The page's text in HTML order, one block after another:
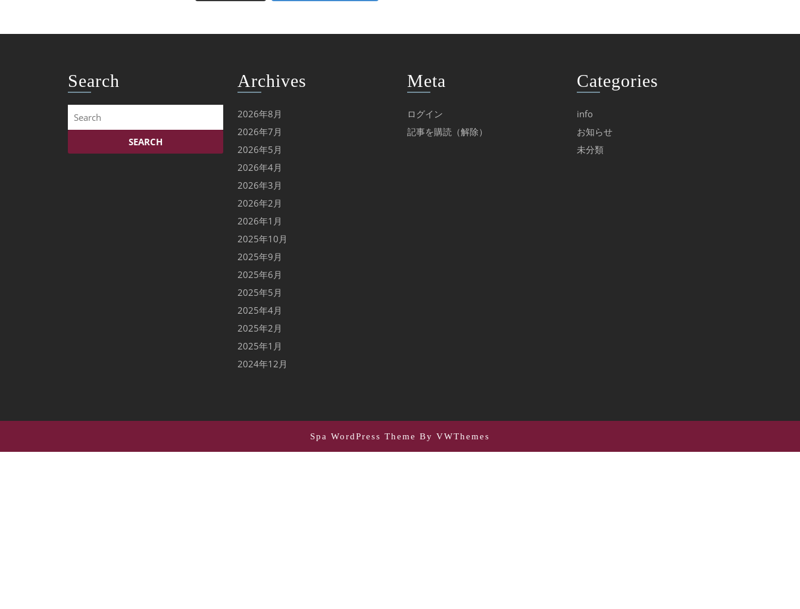
Search
for:
Archives
2026年8月
2026年7月
2026年5月
2026年4月
2026年3月
2026年2月
2026年1月
2025年10月
2025年9月
2025年6月
2025年5月
2025年4月
2025年2月
2025年1月
2024年12月
Meta
ログイン
記事を購読（解除）
Categories
info
お知らせ
未分類
Spa WordPress Theme By VWThemes